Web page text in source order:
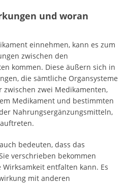
und woran
einnehmen, kann es zum
zwischen den
kommen. Diese äußern sich in
die sämtliche Organsysteme
zwei Medikamenten,
Medikament und bestimmten
Nahrungsergänzungsmitteln,
bedeuten, dass das
verschrieben bekommen
entfalten kann. Es
mit anderen